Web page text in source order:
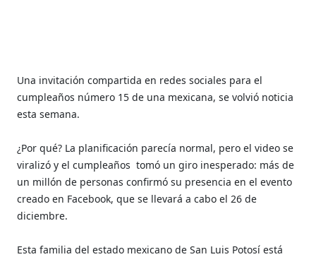
Una invitación compartida en redes sociales para el
cumpleaños número 15 de una mexicana, se volvió noticia
esta semana.
¿Por qué? La planificación parecía normal, pero el video se
viralizó y el cumpleaños tomó un giro inesperado: más de
un millón de personas confirmó su presencia en el evento
creado en Facebook, que se llevará a cabo el 26 de
diciembre.
Esta familia del estado mexicano de San Luis Potosí está